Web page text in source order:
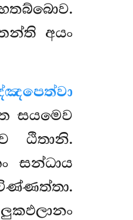
අයං
සයමෙව
ඨිතානි.
සන්ධාය